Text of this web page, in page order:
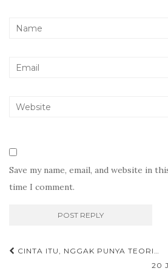
Save my name, email, and website in
time I comment.
Post
CINTA ITU, NGGAK PUNYA TEORI…
20